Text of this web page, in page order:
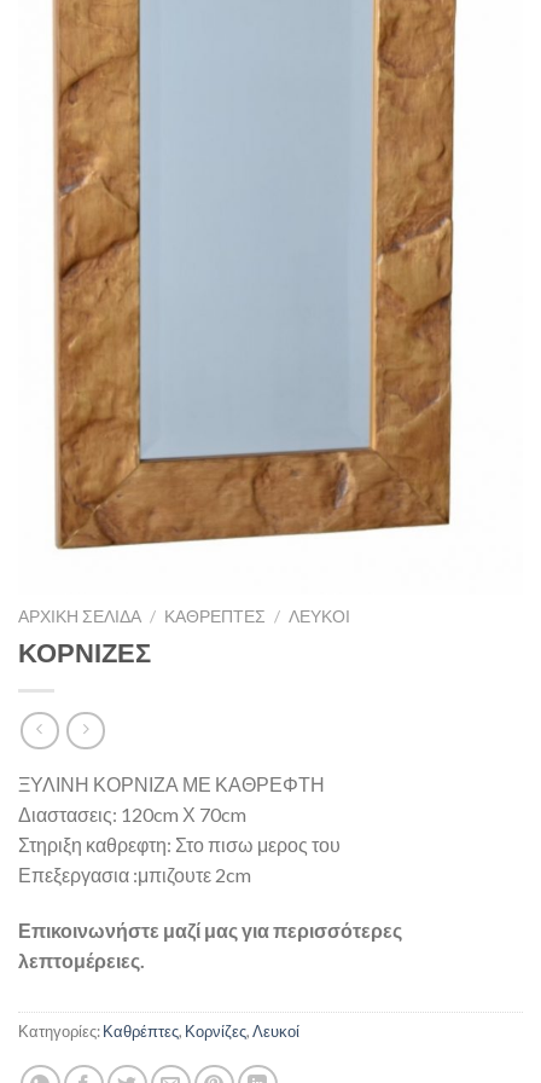
ΑΡΧΙΚΉ ΣΕΛΊΔΑ / ΚΑΘΡΈΠΤΕΣ / ΛΕΥΚΟΊ
ΚΟΡΝΙΖΕΣ
ΞΥΛΙΝΗ ΚΟΡΝΙΖΑ ΜΕ ΚΑΘΡΕΦΤΗ
Διαστασεις: 120cm Χ 70cm
Στηριξη καθρεφτη: Στο πισω μερος του
Επεξεργασια :μπιζουτε 2cm
Επικοινωνήστε μαζί μας για περισσότερες
λεπτομέρειες.
Κατηγορίες:Καθρέπτες, Κορνίζες,Λευκοί